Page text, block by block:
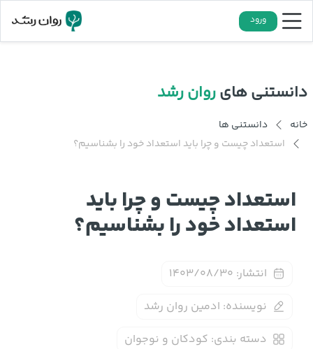
ورود
دانستنی هایروان رشد
خانه
دانستنی ها
استعداد چیست و چرا باید استعداد خود را بشناسیم؟
استعداد چیست و چرا باید
استعداد خود را بشناسیم؟
انتشار: ۱۴۰۳/۰۸/۳۰
نویسنده: ادمین روان رشد
دسته بندی: کودکان و نوجوان